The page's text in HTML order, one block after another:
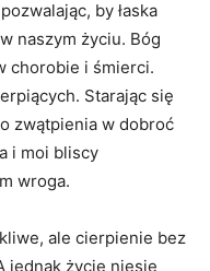
by łaska
naszym życiu. Bóg
chorobie i śmierci.
Starając się
zwątpienia w dobroć
i moi bliscy
wroga.
ale cierpienie bez
jednak życie niesie